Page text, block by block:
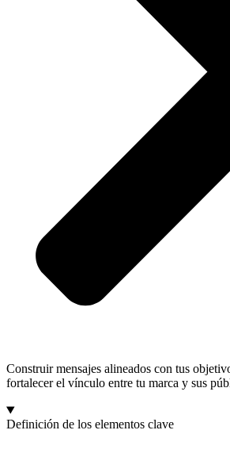
Construir mensajes alineados con tus
fortalecer el vínculo entre tu marca y sus
Definición de los elementos clave